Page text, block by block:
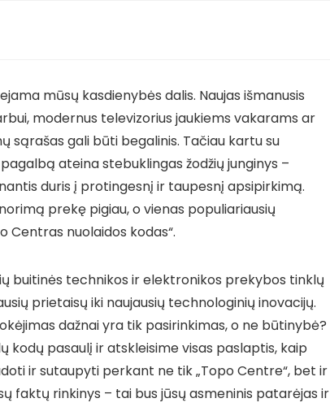
mūsų kasdienybės dalis. Naujas išmanusis
modernus televizorius jaukiems vakarams ar
sąrašas gali būti begalinis. Tačiau kartu su
ateina stebuklingas žodžių junginys –
duris į protingesnį ir taupesnį apsipirkimą.
prekę pigiau, o vienas populiariausių
Centras nuolaidos kodas“.
buitinės technikos ir elektronikos prekybos tinklų
prietaisų iki naujausių technologinių inovacijų.
dažnai yra tik pasirinkimas, o ne būtinybė?
kodų pasaulį ir atskleisime visas paslaptis, kaip
ir sutaupyti perkant ne tik „Topo Centre“, bet ir
faktų rinkinys – tai bus jūsų asmeninis patarėjas ir